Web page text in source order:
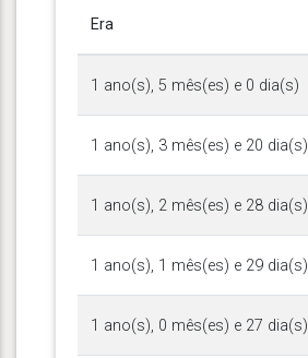
Era
1 ano(s), 5 mês(es) e 0 dia(s)
1 ano(s), 3 mês(es) e 20 dia(s)
1 ano(s), 2 mês(es) e 28 dia(s)
1 ano(s), 1 mês(es) e 29 dia(s)
1 ano(s), 0 mês(es) e 27 dia(s)